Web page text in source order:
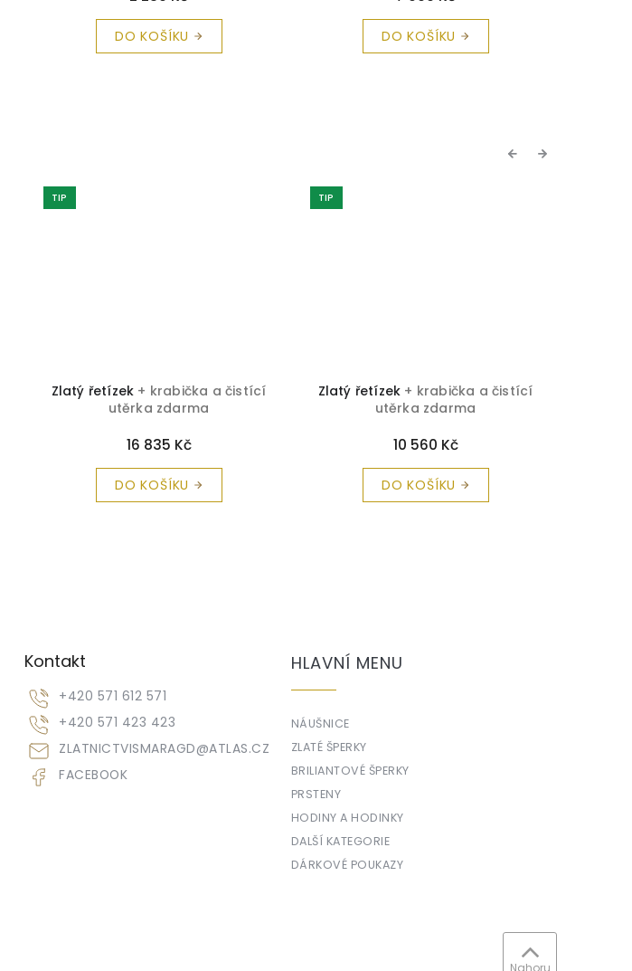
DO KOŠÍKU DO KOŠÍKU
Previous
TIP
Zlatý řetízek + krabička a čistící
utěrka zdarma
16 835 Kč
DO KOŠÍKU
TIP
Zlatý řetízek + krabička a čistící
utěrka zdarma
10 560 Kč
DO KOŠÍKU
Next
Kontakt
ZLATNICTVISMARAGD@ATLAS.CZ
+420 571 612 571
+420 571 423 423
FACEBOOK
HLAVNÍ MENU
NÁUŠNICE
ZLATÉ ŠPERKY
BRILIANTOVÉ ŠPERKY
PRSTENY
HODINY A HODINKY
DALŠÍ KATEGORIE
DÁRKOVÉ POUKAZY
Nahoru